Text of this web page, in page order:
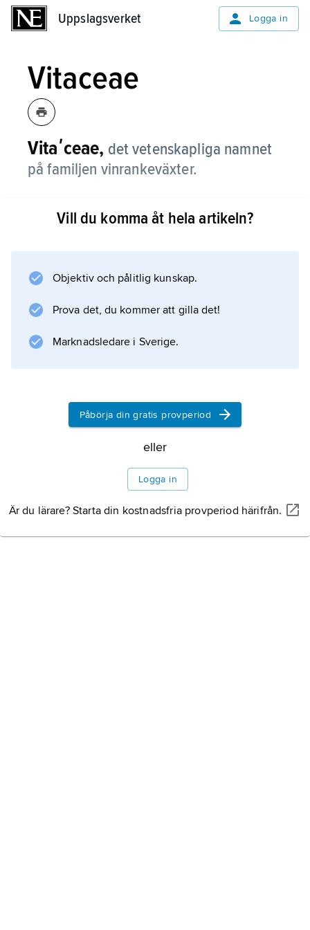
Uppslagsverket Logga in
Vitaceae
Vitaʹceae, det vetenskapliga namnet
på familjen vinrankeväxter.
Vill du komma åt hela artikeln?
Objektiv och pålitlig kunskap.
Prova det, du kommer att gilla det!
Marknadsledare i Sverige.
Påbörja din gratis provperiod
eller
Logga in
Är du lärare? Starta din kostnadsfria provperiod härifrån.